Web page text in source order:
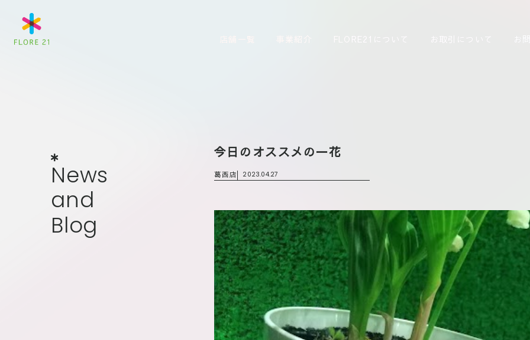
News
News
and
and
Blog
Blog
今日のオススメの一花
葛西店 2023.04.27